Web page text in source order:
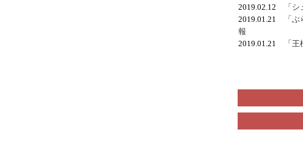
2019.02.12
「
2019.01.21
「
報
2019.01.21
「